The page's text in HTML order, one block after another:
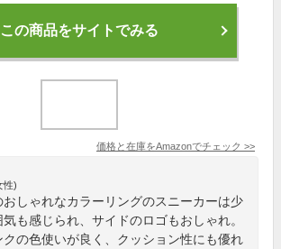
この商品をサイトでみる
価格と在庫をAmazonでチェック >>
性)
おしゃれなカラーリングのスニーカーは少
も感じられ、サイドのロゴもおしゃれ。
クの色使いが良く、クッション性にも優れ